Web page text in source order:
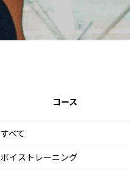
コース
すべて
ボイストレーニング